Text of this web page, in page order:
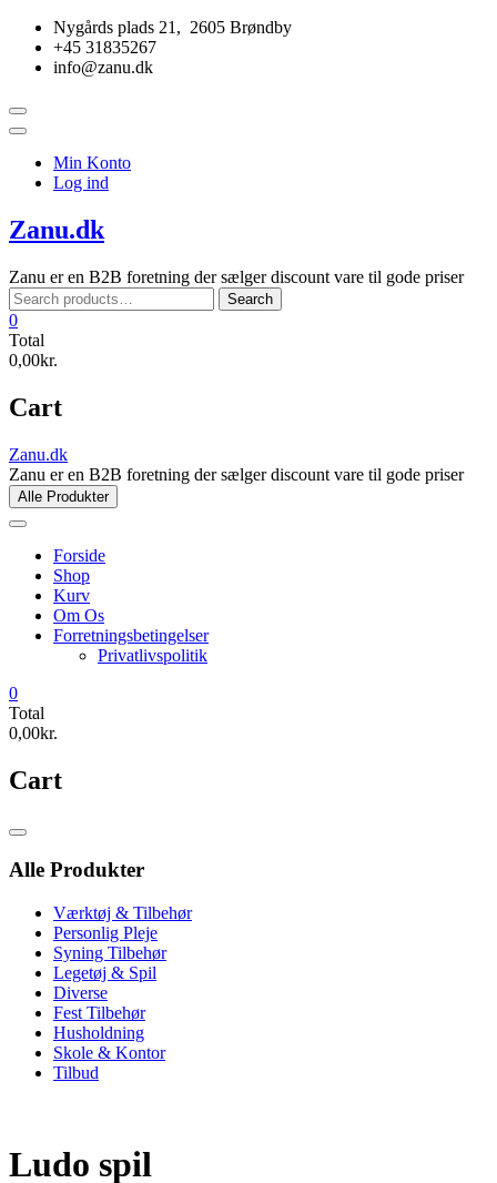
Skip
content
Nygårds plads 21, 2605 Brøndby
+45 31835267
info@zanu.dk
Topbar
Menu
Min Konto
Log ind
Zanu.dk
Zanu er en B2B foretning der sælger discount vare til gode priser
Search
for:
Search
0
Total
0,00kr.
Cart
Zanu.dk
Zanu er en B2B foretning der sælger discount vare til gode priser
Alle Produkter
Forside
Shop
Kurv
Om Os
Forretningsbetingelser
Privatlivspolitik
0
Total
0,00kr.
Cart
Catalog
Alle Produkter
Værktøj & Tilbehør
Personlig Pleje
Syning Tilbehør
Legetøj & Spil
Diverse
Fest Tilbehør
Husholdning
Skole & Kontor
Tilbud
Ludo spil